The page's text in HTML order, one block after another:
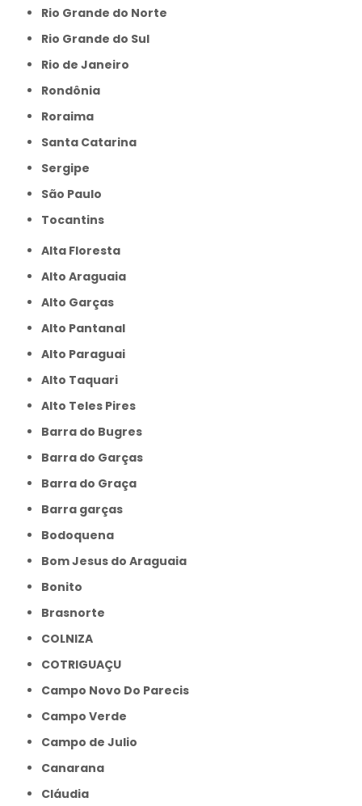
Rio Grande do Norte
Rio Grande do Sul
Rio de Janeiro
Rondônia
Roraima
Santa Catarina
Sergipe
São Paulo
Tocantins
Alta Floresta
Alto Araguaia
Alto Garças
Alto Pantanal
Alto Paraguai
Alto Taquari
Alto Teles Pires
Barra do Bugres
Barra do Garças
Barra do Graça
Barra garças
Bodoquena
Bom Jesus do Araguaia
Bonito
Brasnorte
COLNIZA
COTRIGUAÇU
Campo Novo Do Parecis
Campo Verde
Campo de Julio
Canarana
Cláudia